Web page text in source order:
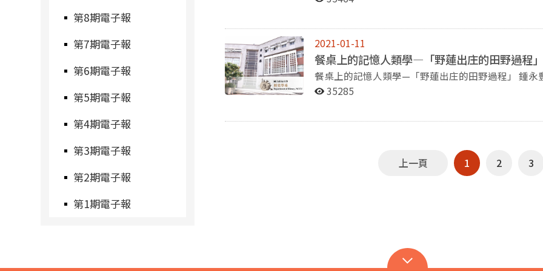
第8期電子報
第7期電子報
第6期電子報
第5期電子報
第4期電子報
第3期電子報
第2期電子報
第1期電子報
中國人民志願軍戰俘、台灣與韓戰》)一書。他將韓
場則是戰俘之戰。隨後，他以誰贏了韓戰為切入點，
什麼在韓戰七十周年的今天，都沒人進行任何紀念。 在韓戰的過程中，戰俘的去向，是一個值得注意
的問題。七千名美國戰俘中，有21人選擇留在中國
前往臺灣。美國為了這群前往臺灣的人，在戰爭中付出了
成透過三個人的故事，呈現戰爭對小人物造成的影響
不去中國也不去臺灣，選擇去其他中立國的程立人
使美國必須多花了一年半的時間進行戰事，卻沒有得到太多成果。 工作坊結束
與倪墨杰老師和三位發表人進行了一場綜合座談。
她指出，當時的人們認為中國應該使用多元語言，
則提到他的研究經驗。他指出，1930年代到1980年
極)、按摩、運動、深呼吸等。那原道博士指出，在
環。 最後，身為學術交流基金會的執行長，那原道博士宣傳傅爾布萊計畫，希望能促成台美之間更多
的學術交流。
些史學方法，例如告訴同學們各種史料的問題以及史料背後的限制等。 在老
臺灣史的學生帶來了精彩的介紹與分享，讓同學們對
2021-01-11
餐桌上的記憶人類學—「野蓮出庄的田野過程」
餐桌上的記憶人類學—「野蓮出庄的田野過程」 鍾永豐先生（生祥樂隊作詞人） 本系黃仁姿老師在課
程中邀請到生祥樂隊作詞人鍾永豐先生演講「餐桌
35285
上一頁 1 2 3